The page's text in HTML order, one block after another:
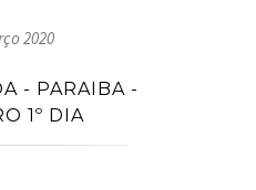
2020
- PARAIBA -
1º DIA